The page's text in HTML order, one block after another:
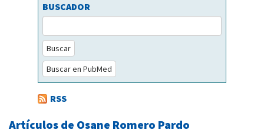
BUSCADOR
Buscar
Buscar en PubMed
RSS
Artículos de Osane Romero Pardo